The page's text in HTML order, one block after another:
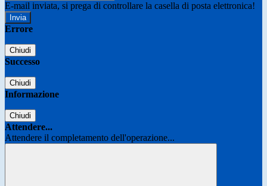
E-mail inviata, si prega di controllare la casella di posta elettronica!
Errore
Chiudi
Successo
Chiudi
Informazione
Chiudi
Attendere...
Attendere il completamento dell'operazione...